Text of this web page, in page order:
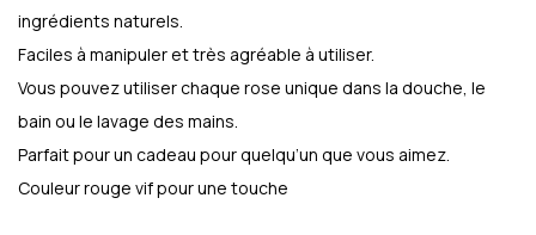
ingrédients naturels.
Faciles à manipuler et très agréable à utiliser.
Vous pouvez utiliser chaque rose unique dans la douche, le
bain ou le lavage des mains.
Parfait pour un cadeau pour quelqu’un que vous aimez.
Couleur rouge vif pour une touche